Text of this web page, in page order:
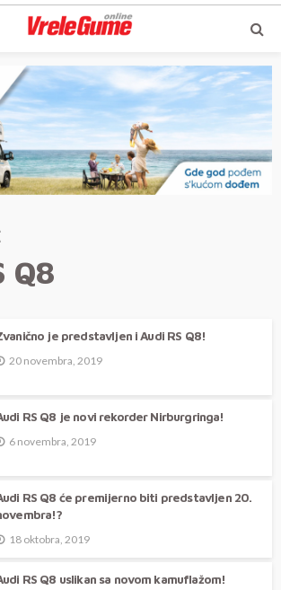
Q8
je predstavljen i Audi RS Q8!
20 novembra, 2019
RS Q8 je novi rekorder Nirburgringa!
6 novembra, 2019
RS Q8 će premijerno biti predstavljen 20.
18 oktobra, 2019
RS Q8 uslikan sa novom kamuflažom!